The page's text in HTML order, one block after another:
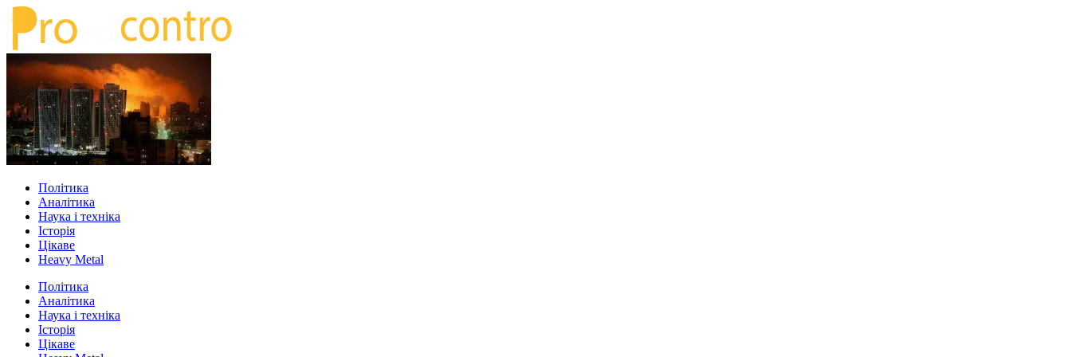
Політика
Аналітика
Наука і техніка
Історія
Цікаве
Heavy Metal
Політика
Аналітика
Наука і техніка
Історія
Цікаве